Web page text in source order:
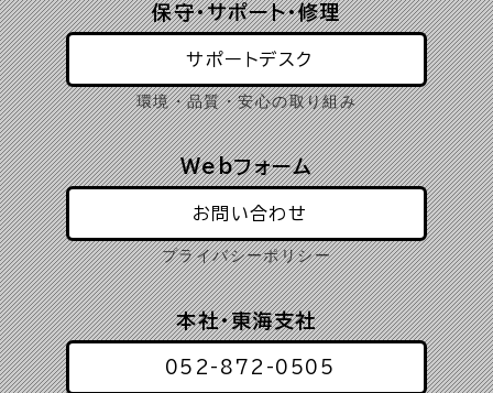
保守・サポート・修理
サポートデスク
環境・品質・安心の取り組み
Webフォーム
お問い合わせ
プライバシーポリシー
本社・東海支社
052-872-0505